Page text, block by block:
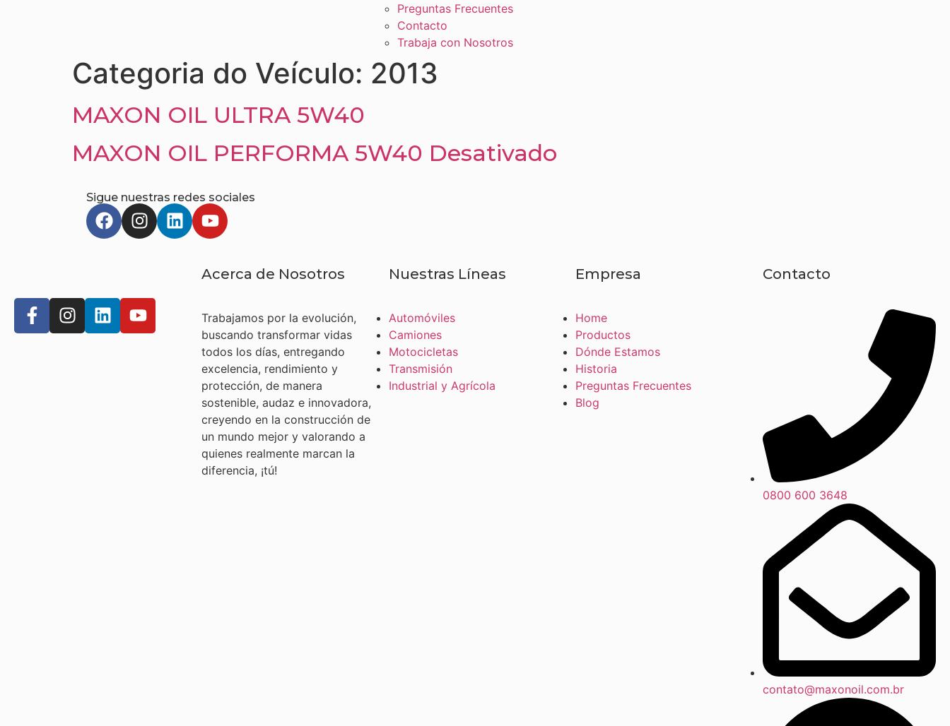
Preguntas Frecuentes
Contacto
Trabaja con Nosotros
Categoria do Veículo: 2013
MAXON OIL ULTRA 5W40
MAXON OIL PERFORMA 5W40 Desativado
Sigue nuestras redes sociales
Acerca de Nosotros
Trabajamos por la evolución,
buscando transformar vidas
todos los días, entregando
excelencia, rendimiento y
protección, de manera
sostenible, audaz e innovadora,
creyendo en la construcción de
un mundo mejor y valorando a
quienes realmente marcan la
diferencia, ¡tú!
Nuestras Líneas
Automóviles
Camiones
Motocicletas
Transmisión
Industrial y Agrícola
Empresa
Home
Productos
Dónde Estamos
Historia
Preguntas Frecuentes
Blog
Contacto
0800 600 3648
contato@maxonoil.com.br